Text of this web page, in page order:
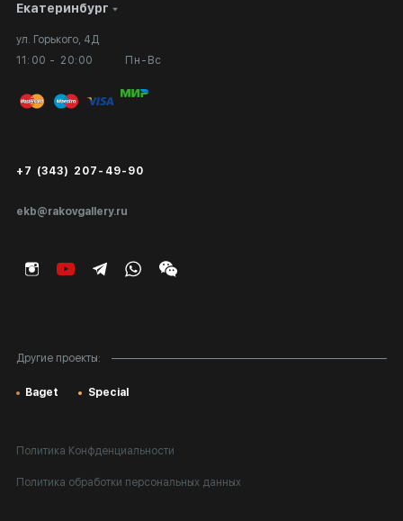
Екатеринбург
ул. Горького, 4Д
11:00 - 20:00
Пн-Вс
ekb@rakovgallery.ru
+7 (343) 207-49-90
Другие проекты:
Baget Special
Личный кабинет
Вопросы и ответы
Публичная оферта
Экспертиза/Вывоз за границу
Подарочные сертификаты
Сотрудничество
Выставка в галерее
Политика Конфденциальности
Политика обработки персональных данных